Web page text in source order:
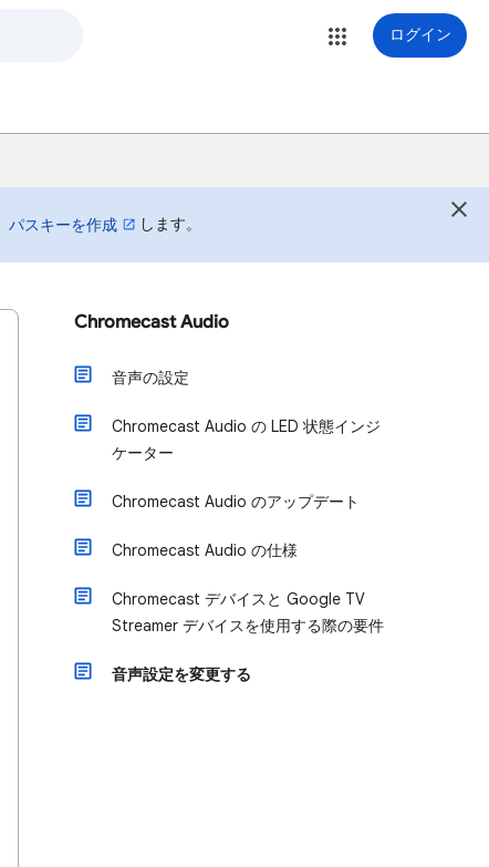
ログイン
パスキーを作成 します。
Chromecast Audio
音声の設定
Chromecast Audio の LED 状態インジ
ケーター
Chromecast Audio のアップデート
Chromecast Audio の仕様
Chromecast デバイスと Google TV
Streamer デバイスを使用する際の要件
音声設定を変更する